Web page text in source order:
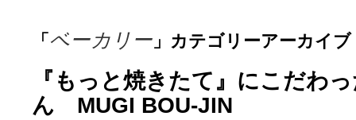
「 ベーカリー 」カテゴリーアーカイブ
『もっと焼きたて』にこだわ
ん MUGI BOU-JIN